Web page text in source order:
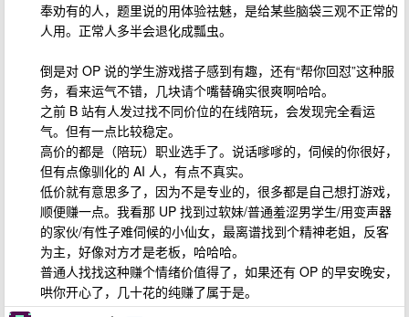
奉劝有的人，题里说的用体验祛魅，是给某些脑袋三观不正常的
人用。正常人多半会退化成瓢虫。
倒是对 OP 说的学生游戏搭子感到有趣，还有“帮你回怼”这种服
务，看来运气不错，几块请个嘴替确实很爽啊哈哈。
之前 B 站有人发过找不同价位的在线陪玩，会发现完全看运
气。但有一点比较稳定。
高价的都是（陪玩）职业选手了。说话嗲嗲的，伺候的你很好，
但有点像驯化的 AI 人，有点不真实。
低价就有意思多了，因为不是专业的，很多都是自己想打游戏，
顺便赚一点。我看那 UP 找到过软妹/普通羞涩男学生/用变声器
的家伙/有性子难伺候的小仙女，最离谱找到个精神老姐，反客
为主，好像对方才是老板，哈哈哈。
普通人找找这种赚个情绪价值得了，如果还有 OP 的早安晚安，
哄你开心了，几十花的纯赚了属于是。